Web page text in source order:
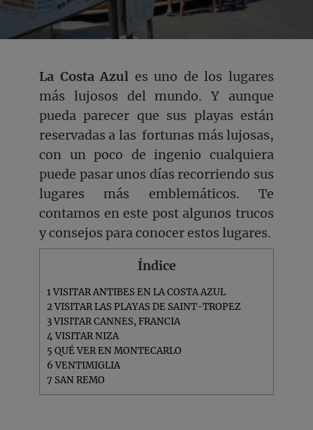
La Costa Azul es uno de los lugares
más lujosos del mundo. Y aunque
pueda parecer que sus playas están
reservadas a las fortunas más lujosas,
con un poco de ingenio cualquiera
puede pasar unos días recorriendo sus
lugares más emblemáticos. Te
contamos en este post algunos trucos
y consejos para conocer estos lugares.
Índice
1VISITAR ANTIBES EN LA COSTA AZUL
2VISITAR LAS PLAYAS DE SAINT-TROPEZ
3VISITAR CANNES, FRANCIA
4VISITAR NIZA
5 QUÉ VER EN MONTECARLO
6 VENTIMIGLIA
7 SAN REMO